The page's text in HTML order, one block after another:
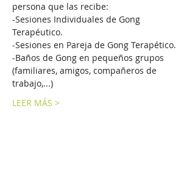
persona que las recibe:
-Sesiones Individuales de Gong
Terapéutico.
-Sesiones en Pareja de Gong Terapético.
-Baños de Gong en pequeños grupos
(familiares, amigos, compañeros de
trabajo,...)
LEER MÁS >